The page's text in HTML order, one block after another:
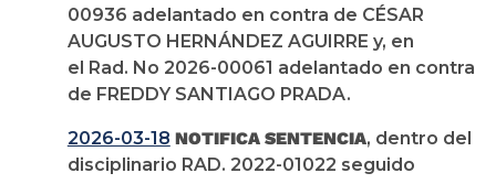
00936 adelantado en contra de CÉSAR
AUGUSTO HERNÁNDEZ AGUIRRE y, en
el Rad. No 2026-00061 adelantado en contra
de FREDDY SANTIAGO PRADA.
2026-03-18 NOTIFICA SENTENCIA, dentro del
disciplinario RAD. 2022-01022 seguido